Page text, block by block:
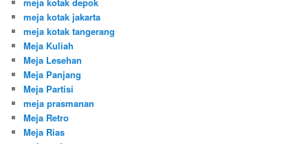
meja kotak jakarta
meja kotak tangerang
Meja Kuliah
Meja Lesehan
Meja Panjang
Meja Partisi
meja prasmanan
Meja Retro
Meja Rias